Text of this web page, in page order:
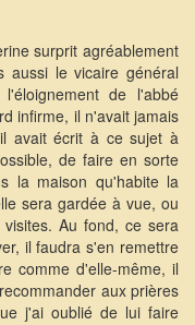
surprit agréablement
aussi le vicaire général
de l'abbé
infirme, il n'avait jamais
avait écrit à ce sujet à
de faire en sorte
la maison qu'habite la
sera gardée à vue, ou
Au fond, ce sera
il faudra s'en remettre
comme d'elle-même, il
aux prières
j'ai oublié de lui faire